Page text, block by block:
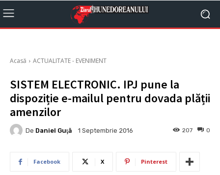
Acasă ACTUALITATE - EVENIMENT
SISTEM ELECTRONIC. IPJ pune la
dispoziție e-mailul pentru dovada plății
amenzilor
De Daniel Guţă 1 Septembrie 2016 0
207
Facebook X Pinterest